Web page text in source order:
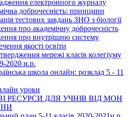
електронного журналу
доброчесність: принципи
тестових завдань ЗНО з біології
про академічну доброчесність
про внутрішню систему
якості освіти
мережі класів колегіуму
2020 н.р.
школа онлайн: розклад 5 - 11
уроки
РЕСУРСИ ДЛЯ УЧНІВ ВІД МОН